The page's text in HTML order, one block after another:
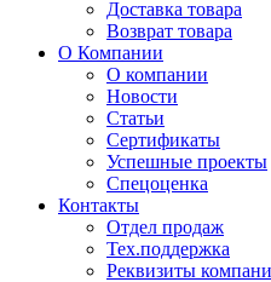
Доставка товара
Возврат товара
О Компании
О компании
Новости
Статьи
Сертификаты
Успешные проекты
Спецоценка
Контакты
Отдел продаж
Тех.поддержка
Реквизиты